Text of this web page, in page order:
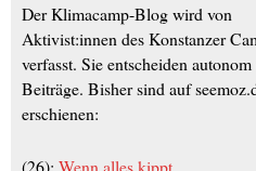
Der Klimacamp-Blog wird von
Aktivist:innen des Konstanzer
verfasst. Sie entscheiden
Beiträge. Bisher sind auf
erschienen:
(26): Wenn alles kippt